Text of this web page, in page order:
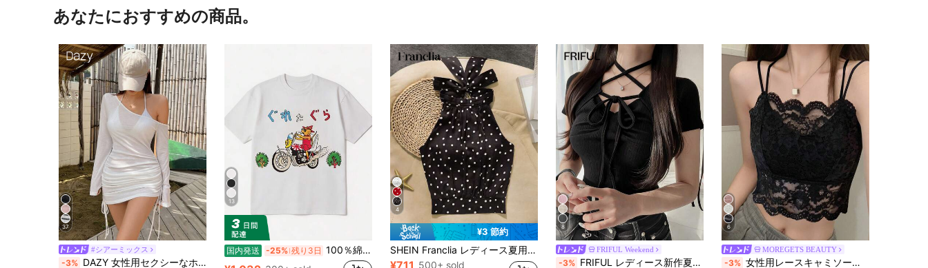
あなたにおすすめの商品。
37
#シアーミックス
-3% DAZY 女性用セクシーなホルターネック リボン ストラップ ルーチェ シアー ビーチカバーアップ水着ラップ、夏のY2Kロングスリーブ女性用トップス オフショル
#1 ベストセラー
13
国内発送 -25% 残り3日 100％綿 バイク 猫 イラスト Tシャツ 白 レトロ おもしろ 個性的 カジュアル
4
¥3 節約
SHEIN Franclia レディース夏用カジュアル エレガントな通勤用ホルターネック ポルカドット テクスチャー生地ブラウス
500+ sold
8
FRIFUL Weekend
-3% FRIFUL レディース新作夏用 無地 プリーツ ドローストリング リボン ウエストシェイプ スリミング カジュアル 万能 Tシャツ お出かけトップス
#2 ベストセラー に 恋人 女性用トップス、ブラウス、Tシャツ
6
MOREGETS BEAUTY
-3% 女性用レースキャミソール、取り外し可能なパッド付き、かわいい&セクシーな無地インナー、新学期、冬、クリスマス、春節、カジュアルブラックサマーに適しています、シック&エレガント
売り切れ間近！